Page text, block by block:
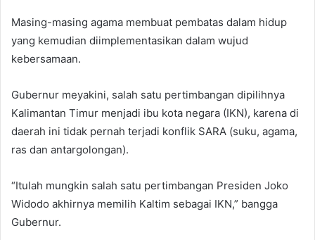
Masing-masing agama membuat pembatas dalam hidup
yang kemudian diimplementasikan dalam wujud
kebersamaan.
Gubernur meyakini, salah satu pertimbangan dipilihnya
Kalimantan Timur menjadi ibu kota negara (IKN), karena di
daerah ini tidak pernah terjadi konflik SARA (suku, agama,
ras dan antargolongan).
“Itulah mungkin salah satu pertimbangan Presiden Joko
Widodo akhirnya memilih Kaltim sebagai IKN,” bangga
Gubernur.